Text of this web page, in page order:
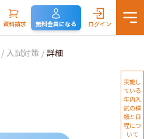
資料請求 無料会員になる ログイン
/ 入試対策 / 詳細
実施し
ている
年内入
試の種
類と日
程につ
いて